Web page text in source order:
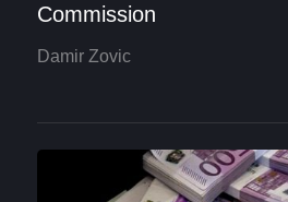
Commission
Damir Zovic